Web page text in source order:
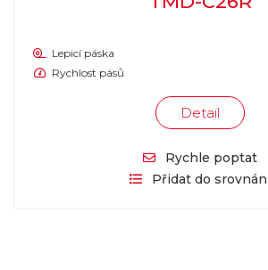
Lepicí páska
Rychlost pásů
Detail
Rychle poptat
Přidat do